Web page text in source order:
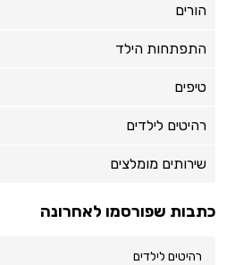
הורים
התפתחות הילד
טיפים
רהיטים לילדים
שירותים מומלצים
כתבות שפורסמו לאחרונה
רהיטים לילדים